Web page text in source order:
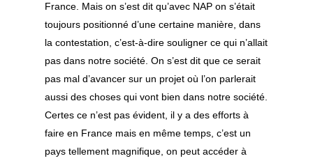
France. Mais on s’est dit qu’avec NAP on s’était
toujours positionné d’une certaine manière, dans
la contestation, c’est-à-dire souligner ce qui n’allait
pas dans notre société. On s’est dit que ce serait
pas mal d’avancer sur un projet où l’on parlerait
aussi des choses qui vont bien dans notre société.
Certes ce n’est pas évident, il y a des efforts à
faire en France mais en même temps, c’est un
pays tellement magnifique, on peut accéder à